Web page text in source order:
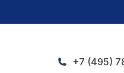
+7 (495)